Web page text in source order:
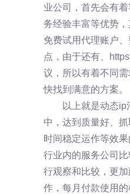
业公司，首先会有
务经验丰富等优势
免费试用代理账户
点，由于还有、
议，所以有着不同
快找到满意的方案。
以上就是动态ip
中，达到质量好、
时间稳定运作等效
行业内的服务公司
行观察和比较，更
作，每月付款使用